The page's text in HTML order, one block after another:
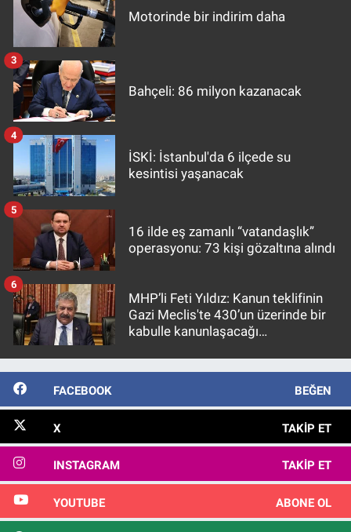
Motorinde bir indirim daha
Bahçeli: 86 milyon kazanacak
3
İSKİ: İstanbul'da 6 ilçede su
kesintisi yaşanacak
4
16 ilde eş zamanlı “vatandaşlık”
operasyonu: 73 kişi gözaltına alındı
5
MHP’li Feti Yıldız: Kanun teklifinin
Gazi Meclis'te 430’un üzerinde bir
kabulle kanunlaşacağı
6
FACEBOOK BEĞEN
X TAKIP ET
INSTAGRAM TAKIP ET
YOUTUBE ABONE OL